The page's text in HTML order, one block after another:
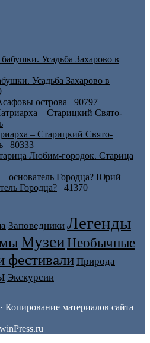
Усадьба Захарово в
острова
90797
– Старицкий Свято-
80333
Любим-городок. Старица
Юрий
Городца?
41370
Заповедники Легенды
МузеиНеобычные
фестивали Природа
Экскурсии
Копирование материалов сайта